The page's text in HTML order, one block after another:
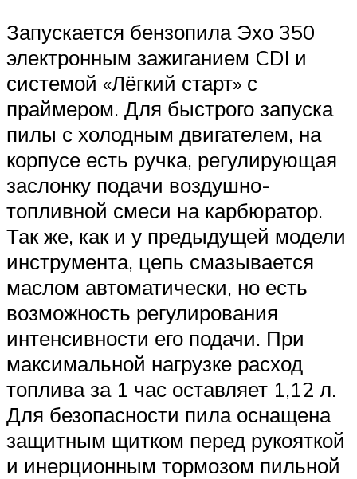
Запускается бензопила Эхо 350
электронным зажиганием CDI и
системой «Лёгкий старт» с
праймером. Для быстрого запуска
пилы с холодным двигателем, на
корпусе есть ручка, регулирующая
заслонку подачи воздушно-
топливной смеси на карбюратор.
Так же, как и у предыдущей модели
инструмента, цепь смазывается
маслом автоматически, но есть
возможность регулирования
интенсивности его подачи. При
максимальной нагрузке расход
топлива за 1 час оставляет 1,12 л.
Для безопасности пила оснащена
защитным щитком перед рукояткой
и инерционным тормозом пильной